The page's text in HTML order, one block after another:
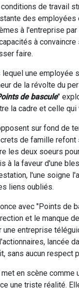
de travail
des employées
à l'entreprise par
à
faire.
lequel une employée
de la révolte du
de bascule"
la cadre et celle qui
sur fond de
de famille refont
les deux soeurs
à la faveur d'une
l'une soigne
liens oubliés.
avec "Points de
et le manque
une entreprise
lancée
sans aucun respect
en scène comme
une triste réalité.